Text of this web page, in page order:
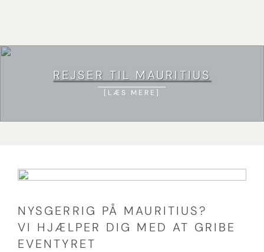
REJSER TIL MAURITIUS
LÆS MERE
NYSGERRIG PÅ MAURITIUS?
VI HJÆLPER DIG MED AT GRIBE
EVENTYRET